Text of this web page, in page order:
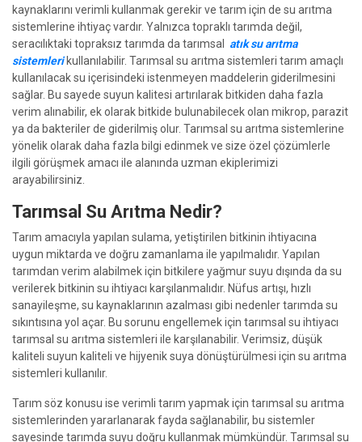
kaynaklarını verimli kullanmak gerekir ve tarım için de su arıtma
sistemlerine ihtiyaç vardır. Yalnızca topraklı tarımda değil,
seracılıktaki topraksız tarımda da tarımsal atık su arıtma
sistemlerikullanılabilir. Tarımsal su arıtma sistemleri tarım amaçlı
kullanılacak su içerisindeki istenmeyen maddelerin giderilmesini
sağlar. Bu sayede suyun kalitesi artırılarak bitkiden daha fazla
verim alınabilir, ek olarak bitkide bulunabilecek olan mikrop, parazit
ya da bakteriler de giderilmiş olur. Tarımsal su arıtma sistemlerine
yönelik olarak daha fazla bilgi edinmek ve size özel çözümlerle
ilgili görüşmek amacı ile alanında uzman ekiplerimizi
arayabilirsiniz.
Tarımsal Su Arıtma Nedir?
Tarım amacıyla yapılan sulama, yetiştirilen bitkinin ihtiyacına
uygun miktarda ve doğru zamanlama ile yapılmalıdır. Yapılan
tarımdan verim alabilmek için bitkilere yağmur suyu dışında da su
verilerek bitkinin su ihtiyacı karşılanmalıdır. Nüfus artışı, hızlı
sanayileşme, su kaynaklarının azalması gibi nedenler tarımda su
sıkıntısına yol açar. Bu sorunu engellemek için tarımsal su ihtiyacı
tarımsal su arıtma sistemleri ile karşılanabilir. Verimsiz, düşük
kaliteli suyun kaliteli ve hijyenik suya dönüştürülmesi için su arıtma
sistemleri kullanılır.
Tarım söz konusu ise verimli tarım yapmak için tarımsal su arıtma
sistemlerinden yararlanarak fayda sağlanabilir, bu sistemler
sayesinde tarımda suyu doğru kullanmak mümkündür. Tarımsal su